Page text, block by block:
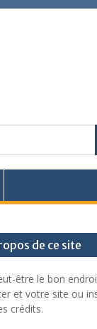
de ce site
être le bon
et votre site ou
crédits.